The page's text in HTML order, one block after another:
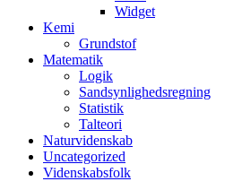
Widget
Kemi
Grundstof
Matematik
Logik
Sandsynlighedsregning
Statistik
Talteori
Naturvidenskab
Uncategorized
Videnskabsfolk